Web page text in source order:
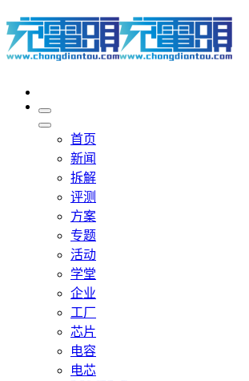
首页
新闻
拆解
评测
方案
专题
活动
学堂
企业
工厂
芯片
电容
电芯